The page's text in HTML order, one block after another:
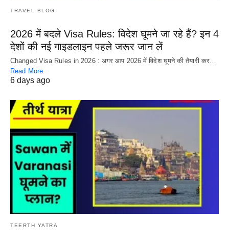
TRAVEL BLOG
2026 में बदले Visa Rules: विदेश घूमने जा रहे हैं? इन 4
देशों की नई गाइडलाइन पहले जरूर जान लें
Changed Visa Rules in 2026 : अगर आप 2026 में विदेश घूमने की तैयारी कर…
Read More
6 days ago
TEERTH YATRA